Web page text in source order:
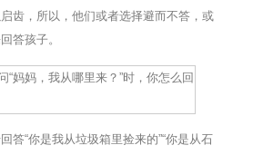
齿，所以，他们或者选择避而不答，或
答孩子。
答“你是我从垃圾箱里捡来的”“你是从石